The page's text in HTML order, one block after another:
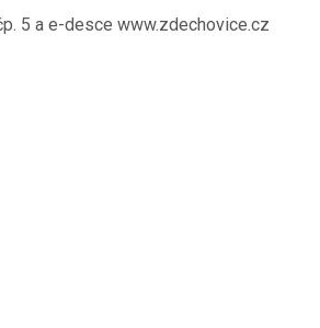
5 a e-desce www.zdechovice.cz